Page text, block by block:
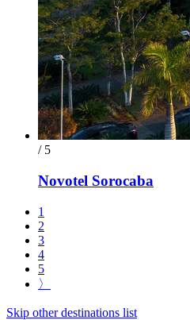
/ 5
Novotel Sorocaba
1
2
3
4
5
〉
Skip other destinations list